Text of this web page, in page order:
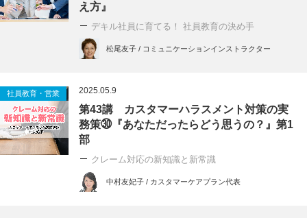
え方』
デキル社員に育てる！ 社員教育の決め手
松尾友子 / コミュニケーションインストラクター
社員教育・営業 2025.05.9
第43講 カスタマーハラスメント対策の実
務策㉚『あなただったらどう思うの？』第1
部
クレーム対応の新知識と新常識
中村友妃子 / カスタマーケアプラン代表